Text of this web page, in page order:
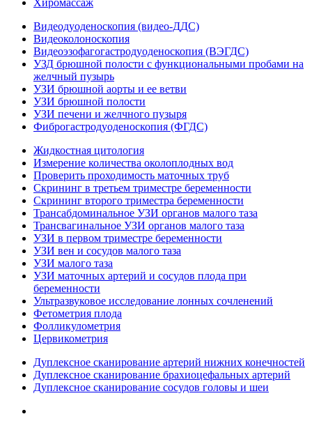
Хиромассаж
Видеодуоденоскопия (видео-ДДС)
Видеоколоноскопия
Видеоэзофагогастродуоденоскопия (ВЭГДС)
УЗД брюшной полости с функциональными пробами на
желчный пузырь
УЗИ брюшной аорты и ее ветви
УЗИ брюшной полости
УЗИ печени и желчного пузыря
Фиброгастродуоденоскопия (ФГДС)
Жидкостная цитология
Измерение количества околоплодных вод
Проверить проходимость маточных труб
Скрининг в третьем триместре беременности
Скрининг второго триместра беременности
Трансабдоминальное УЗИ органов малого таза
Трансвагинальное УЗИ органов малого таза
УЗИ в первом триместре беременности
УЗИ вен и сосудов малого таза
УЗИ малого таза
УЗИ маточных артерий и сосудов плода при
беременности
Ультразвуковое исследование лонных сочленений
Фетометрия плода
Фолликулометрия
Цервикометрия
Дуплексное сканирование артерий нижних конечностей
Дуплексное сканирование брахиоцефальных артерий
Дуплексное сканирование сосудов головы и шеи